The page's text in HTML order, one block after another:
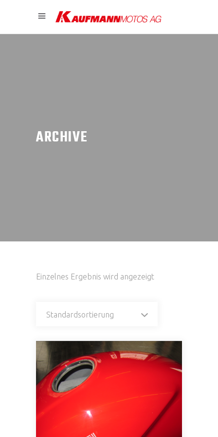
ARCHIVE
Einzelnes Ergebnis wird angezeigt
Standardsortierung